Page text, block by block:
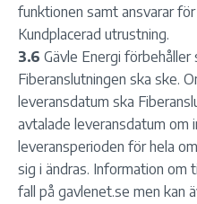
funktionen samt ansvarar för
Kundplacerad utrustning.
3.6 Gävle Energi
Fiberanslutningen ska ske.
leveransdatum ska
avtalade leveransdatum om
leveransperioden för hela
sig i ändras. Information om
fall på gavlenet.se men kan